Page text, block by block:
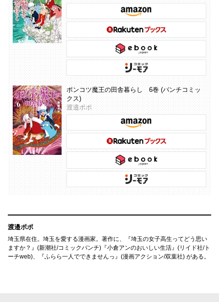
ポンコツ魔王の田舎暮らし 6巻 (バンチコミッ
クス)
渡邉ポポ
渡邉ポポ
埼玉県在住。埼玉を愛する漫画家。著作に、『埼玉の女子高生ってどう思い
ますか？』(新潮社/コミックバンチ)『小倉アンのおいしい生活』(リイド社/ト
ーチweb)、『ふらら一人でできませんっ』(漫画アクション/双葉社) がある。